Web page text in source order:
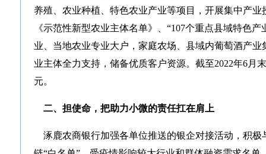
养殖、农业种植、特色农业产业等项目，开展集中产
《示范性新型农业主体名单》、“107个重点县域特色
业、当地农业专业大户，家庭农场、县域内葡萄酒产
业主体全力支持，储备优质客户资源。截至2022年6月
元。
二、担使命，把助力小微的责任扛在肩上
涿鹿农商银行加强各单位推送的银企对接活动，积极